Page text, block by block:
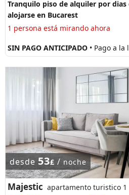
Tranquilo piso de alquiler por
alojarse en Bucarest
1 persona está mirando ahora
SIN PAGO ANTICIPADO • Pago a la
desde 53£ / noche
Majestic apartamento turistico